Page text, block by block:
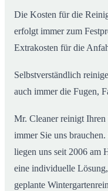
Die Kosten für die
erfolgt immer zum
Extrakosten für die
Selbstverständlich
auch immer die Fugen,
Mr. Cleaner reinigt
immer Sie uns
liegen uns seit 2006 am
eine individuelle
geplante